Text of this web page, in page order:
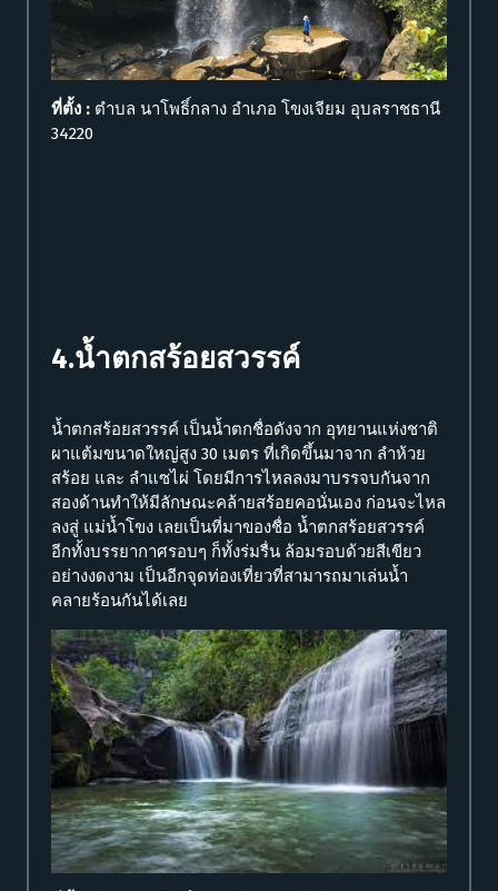
ที่ตั้ง : ตำบล นาโพธิ์กลาง อำเภอ โขงเจียม อุบลราชธานี
34220
4.น้ำตกสร้อยสวรรค์
น้ำตกสร้อยสวรรค์ เป็นน้ำตกชื่อดังจาก อุทยานแห่งชาติ
ผาแต้มขนาดใหญ่สูง 30 เมตร ที่เกิดขึ้นมาจาก ลำห้วย
สร้อย และ ลำแซไผ่ โดยมีการไหลลงมาบรรจบกันจาก
สองด้านทำให้มีลักษณะคล้ายสร้อยคอนั่นเอง ก่อนจะไหล
ลงสู่ แม่น้ำโขง เลยเป็นที่มาของชื่อ น้ำตกสร้อยสวรรค์
อีกทั้งบรรยากาศรอบๆ ก็ทั้งร่มรื่น ล้อมรอบด้วยสีเขียว
อย่างงดงาม เป็นอีกจุดท่องเที่ยวที่สามารถมาเล่นน้ำ
คลายร้อนกันได้เลย